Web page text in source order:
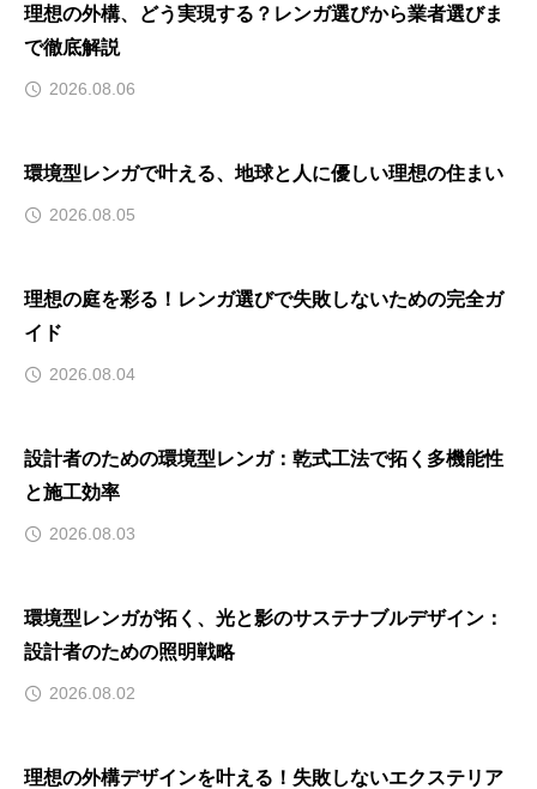
理想の外構、どう実現する？レンガ選びから業者選びま
で徹底解説
2026.08.06
環境型レンガで叶える、地球と人に優しい理想の住まい
2026.08.05
理想の庭を彩る！レンガ選びで失敗しないための完全ガ
イド
2026.08.04
設計者のための環境型レンガ：乾式工法で拓く多機能性
と施工効率
2026.08.03
環境型レンガが拓く、光と影のサステナブルデザイン：
設計者のための照明戦略
2026.08.02
理想の外構デザインを叶える！失敗しないエクステリア